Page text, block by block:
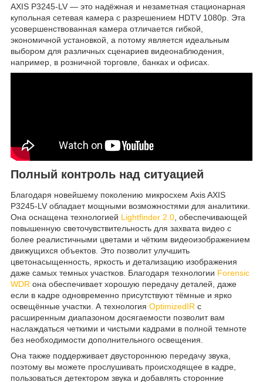
AXIS P3245-LV — это надёжная и незаметная стационарная
купольная сетевая камера с разрешением HDTV 1080p. Эта
усовершенствованная камера отличается гибкой,
экономичной установкой, а потому является идеальным
выбором для различных сценариев видеонаблюдения,
например, в розничной торговле, банках и офисах.
Полный контроль над ситуацией
Благодаря новейшему поколению микросхем Axis AXIS
P3245-LV обладает мощными возможностями для аналитики.
Она оснащена технологией Lightfinder 2.0, обеспечивающей
повышенную светочувствительность для захвата видео с
более реалистичными цветами и чётким видеоизображением
движущихся объектов. Это позволит улучшить
цветонасыщенность, яркость и детализацию изображения
даже самых темных участков. Благодаря технологии Forensic
WDR она обеспечивает хорошую передачу деталей, даже
если в кадре одновременно присутствуют тёмные и ярко
освещённые участки. А технология OptimizedIR с
расширенным диапазоном досягаемости позволит вам
наслаждаться четкими и чистыми кадрами в полной темноте
без необходимости дополнительного освещения.
Она также поддерживает двустороннюю передачу звука,
поэтому вы можете прослушивать происходящее в кадре,
пользоваться детектором звука и добавлять сторонние